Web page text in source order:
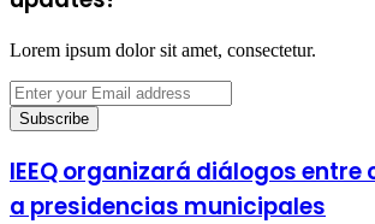
Lorem ipsum dolor sit amet, consectetur.
Enter
your
Email
IEEQ organizará diálogos
a presidencias municipales